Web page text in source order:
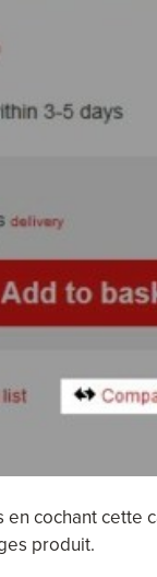
cochant cette
produit.